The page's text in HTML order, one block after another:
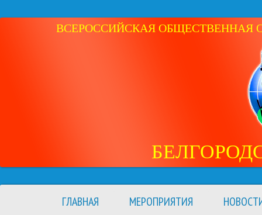
ВСЕРОССИЙСКАЯ ОБЩЕСТВЕННАЯ
ГЛАВНАЯ МЕРОПРИЯТИЯ